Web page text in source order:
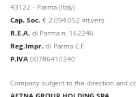
43122 - Parma (Italy)
Cap. Soc. € 2.094.052 int.vers
R.E.A. di Parma n. 162246
Reg.Impr. di Parma C.F.
P.IVA 00786410340
Company subject to the direction and